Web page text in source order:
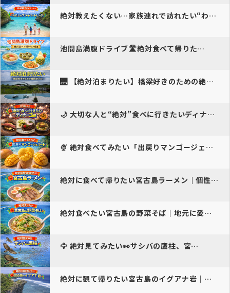
絶対教えたくない…家族連れで訪れたい“わたしのプライベートビーチ”
池間島満腹ドライブ🛣️絶対食べて帰りた…
🌉 【絶対泊まりたい】橋梁好きのための絶景ホテル
🌙 大切な人と“絶対”食べに行きたいディナー３選｜宮…
🍨 絶対食べてみたい「出戻りマンゴージェラート」
絶対に食べて帰りたい宮古島ラーメン｜個性派＆ご当地の名店ガイド
絶対食べたい宮古島の野菜そば｜地元に愛される癒しの一杯
🦅 絶対見てみたい👀サシバの鷹柱、宮…
絶対に観て帰りたい宮古島のイグアナ岩｜今は立入禁止“幻の絶景”を動画…